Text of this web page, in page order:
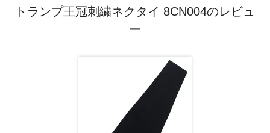
トランプ王冠刺繍ネクタイ 8CN004のレビュ
ー